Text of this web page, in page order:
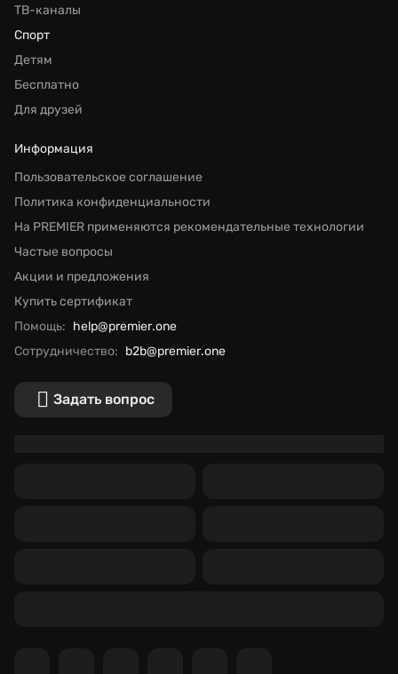
ТВ-каналы
Спорт
Детям
Бесплатно
Для друзей
Информация
Пользовательское соглашение
Политика конфиденциальности
На PREMIER применяются рекомендательные технологии
Частые вопросы
Акции и предложения
Купить сертификат
Помощь: help@premier.one
Сотрудничество: b2b@premier.one
Задать вопрос